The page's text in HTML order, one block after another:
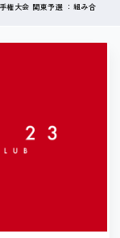
権大会 関東予選 ：組み合